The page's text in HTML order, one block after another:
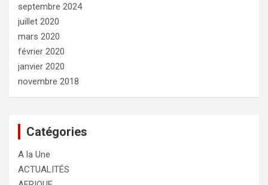
septembre 2024
juillet 2020
mars 2020
février 2020
janvier 2020
novembre 2018
Catégories
A la Une
ACTUALITÉS